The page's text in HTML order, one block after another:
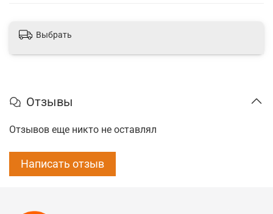
Выбрать
Отзывы
Отзывов еще никто не оставлял
Написать отзыв